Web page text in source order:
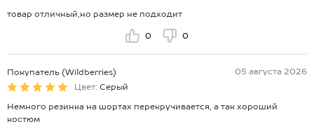
товар отличный,но размер не подходит
0 0
Покупатель (Wildberries)
05 августа 2026
Цвет: Серый
Немного резинка на шортах перекручивается, а так хороший
костюм